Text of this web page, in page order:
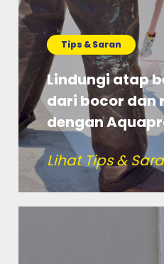
Tips & Saran
Lindungi atap
dari bocor dan
dengan
Lihat Tips &